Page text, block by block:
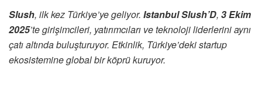
Slush, ilk kez Türkiye’ye geliyor. Istanbul Slush’D, 3 Ekim
2025’te girişimcileri, yatırımcıları ve teknoloji liderlerini aynı
çatı altında buluşturuyor. Etkinlik, Türkiye’deki startup
ekosistemine global bir köprü kuruyor.